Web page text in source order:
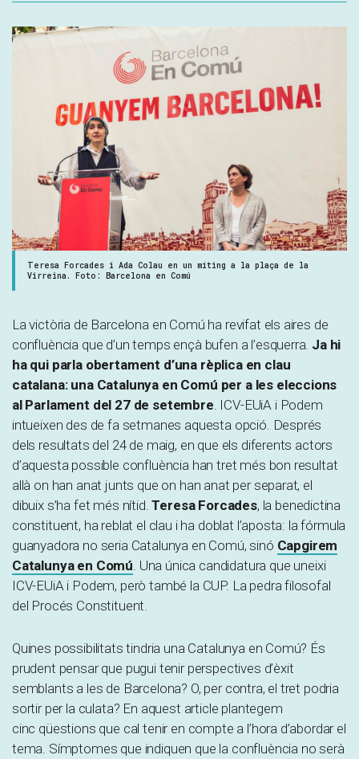
Teresa Forcades i Ada Colau en un míting a la plaça de la
Virreina. Foto: Barcelona en Comú
La victòria de Barcelona en Comú ha revifat els aires de
confluència que d’un temps ençà bufen a l’esquerra. Ja hi
ha qui parla obertament d’una rèplica en clau
catalana: una Catalunya en Comú per a les eleccions
al Parlament del 27 de setembre . ICV-EUiA i Podem
intueixen des de fa setmanes aquesta opció. Després
dels resultats del 24 de maig, en que els diferents actors
d’aquesta possible confluència han tret més bon resultat
allà on han anat junts que on han anat per separat, el
dibuix s’ha fet més nítid.Teresa Forcades, la benedictina
constituent, ha reblat el clau i ha doblat l’aposta: la fórmula
guanyadora no seria Catalunya en Comú, sinó Capgirem
Catalunya en Comú . Una única candidatura que uneixi
ICV-EUiA i Podem, però també la CUP. La pedra filosofal
del Procés Constituent.
Quines possibilitats tindria una Catalunya en Comú? És
prudent pensar que pugui tenir perspectives d’èxit
semblants a les de Barcelona? O, per contra, el tret podria
sortir per la culata? En aquest article plantegem
cinc qüestions que cal tenir en compte a l’hora d’abordar el
tema. Símptomes que indiquen que la confluència no serà